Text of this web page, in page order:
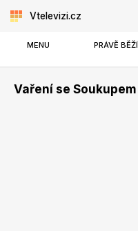
Vtelevizi.cz
MENU PRÁVĚ BĚŽÍ
Vaření se Soukupem